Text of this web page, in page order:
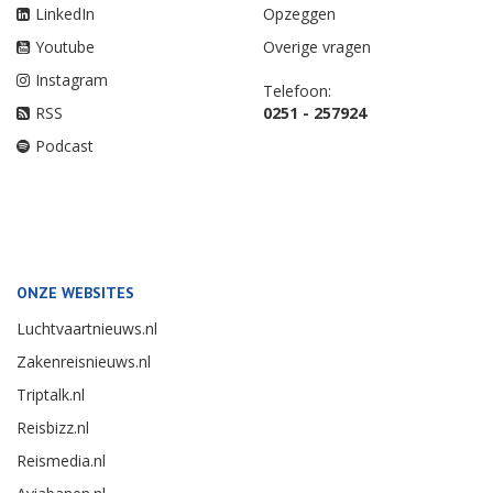
LinkedIn
Youtube
Instagram
RSS
Podcast
Opzeggen
Overige vragen
Telefoon:
0251 - 257924
ONZE WEBSITES
Luchtvaartnieuws.nl
Zakenreisnieuws.nl
Triptalk.nl
Reisbizz.nl
Reismedia.nl